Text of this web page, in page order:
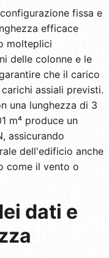
fissa e
efficace
molteplici
delle colonne e le
che il carico
assiali previsti.
una lunghezza di 3
m⁴ produce un
assicurando
dell'edificio anche
come il vento o
dati e